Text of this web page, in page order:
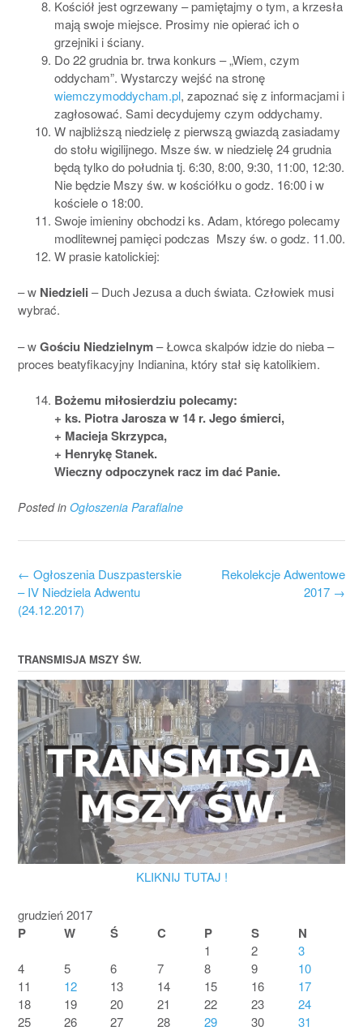
Kościół jest ogrzewany – pamiętajmy o tym, a krzesła
mają swoje miejsce. Prosimy nie opierać ich o
grzejniki i ściany.
Do 22 grudnia br. trwa konkurs – „Wiem, czym
oddycham”. Wystarczy wejść na stronę
wiemczymoddycham.pl, zapoznać się z informacjami i
zagłosować. Sami decydujemy czym oddychamy.
W najbliższą niedzielę z pierwszą gwiazdą zasiadamy
do stołu wigilijnego. Msze św. w niedzielę 24 grudnia
będą tylko do południa tj. 6:30, 8:00, 9:30, 11:00, 12:30.
Nie będzie Mszy św. w kościółku o godz. 16:00 i w
kościele o 18:00.
Swoje imieniny obchodzi ks. Adam, którego polecamy
modlitewnej pamięci podczas Mszy św. o godz. 11.00.
W prasie katolickiej:
– w Niedzieli – Duch Jezusa a duch świata. Człowiek musi
wybrać.
– wGościu Niedzielnym– Łowca skalpów idzie do nieba –
proces beatyfikacyjny Indianina, który stał się katolikiem.
Bożemu miłosierdziu polecamy:
+ ks. Piotra Jarosza w 14 r. Jego śmierci,
+ Macieja Skrzypca,
+ Henrykę Stanek.
Wieczny odpoczynek racz im dać Panie.
Posted in Ogłoszenia Parafialne
Post
navigation
Rekolekcje Adwentowe
2017 →
← Ogłoszenia Duszpasterskie
– IV Niedziela Adwentu
(24.12.2017)
TRANSMISJA MSZY ŚW.
KLIKNIJ TUTAJ !
grudzień 2017
P W Ś C P S N
1 2
3
4
5 6 7 8 9
10
11
12 13 14 15 16
17
18
19 20 21 22 23
24
25
26 27 28 29 30 31